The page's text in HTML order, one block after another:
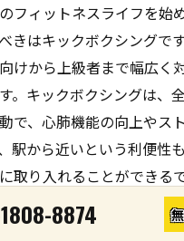
フィットネスライフを始
きはキックボクシングで
けから上級者まで幅広く
。キックボクシングは、
で、心肺機能の向上やス
駅から近いという利便性も
取り入れることができる
イフスタイルを築くために
インストラクターから指導
8874